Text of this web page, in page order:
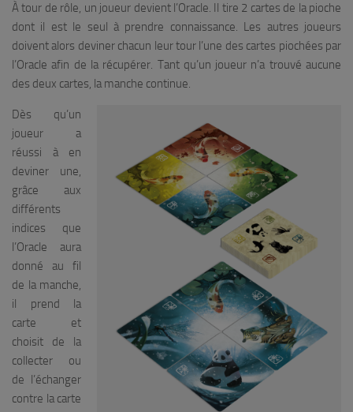
À tour de rôle, un joueur devient l’Oracle. Il tire 2 cartes de la pioche
dont il est le seul à prendre connaissance. Les autres joueurs
doivent alors deviner chacun leur tour l’une des cartes piochées par
l’Oracle afin de la récupérer. Tant qu’un joueur n’a trouvé aucune
des deux cartes, la manche continue.
Dès qu’un
joueur a
réussi à en
deviner une,
grâce aux
différents
indices que
l’Oracle aura
donné au fil
de la manche,
il prend la
carte et
choisit de la
collecter ou
de l’échanger
contre la carte